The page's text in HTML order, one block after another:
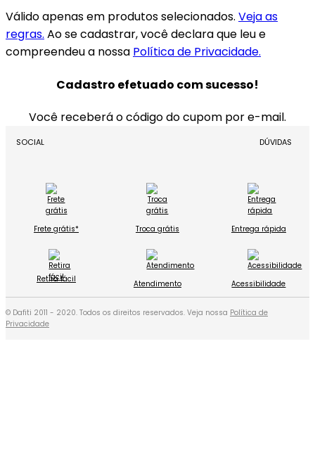
Válido apenas em produtos selecionados. Veja as
regras. Ao se cadastrar, você declara que leu e
compreendeu a nossa Política de Privacidade.
Cadastro efetuado com sucesso!
Você receberá o código do cupom por e-mail.
SOCIAL DÚVIDAS
Frete grátis* Troca grátis Entrega rápida
Retira fácil Atendimento Acessibilidade
© Dafiti 2011 - 2020. Todos os direitos reservados. Veja nossa Política de
Privacidade